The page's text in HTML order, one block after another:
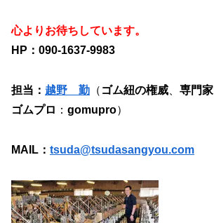
心よりお待ちしています。
HP：090-1637-9983
担当： 越野 勤 （ ゴム紐の権威 専門家
ゴムプロ ： gomupro）
MAIL： tsuda@tsudasangyou.com